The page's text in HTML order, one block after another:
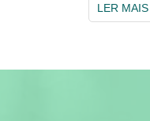
LER MAIS